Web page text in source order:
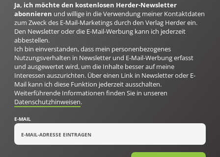
Ja, ich möchte den kostenlosen Herder-Newsletter
abonnieren und willige in die Verwendung meiner Kontaktdaten
zum Zweck des E-Mail-Marketings durch den Verlag Herder ein.
Den Newsletter oder die E-Mail-Werbung kann ich jederzeit
abbestellen.
Ich bin einverstanden, dass mein personenbezogenes
Nutzungsverhalten in Newsletter und E-Mail-Werbung erfasst
und ausgewertet wird, um die Inhalte besser auf meine
Interessen auszurichten. Über einen Link in Newsletter oder E-
Mail kann ich diese Funktion jederzeit ausschalten.
Weiterführende Informationen finden Sie in unseren
Datenschutzhinweisen.
E-MAIL